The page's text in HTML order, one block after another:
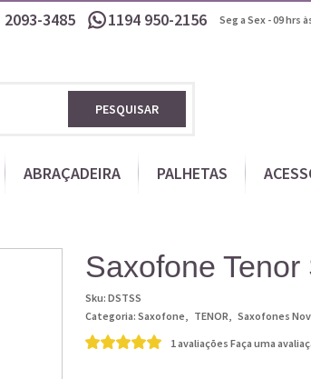
2093-3485 1194950-2156 Seg a Sex - 09 hrs
PESQUISAR
ABRAÇADEIRA PALHETAS
Saxofone Tenor
Sku:DSTSS
Categoria: Saxofone TENOR
Saxofones
1 avaliações Faça uma